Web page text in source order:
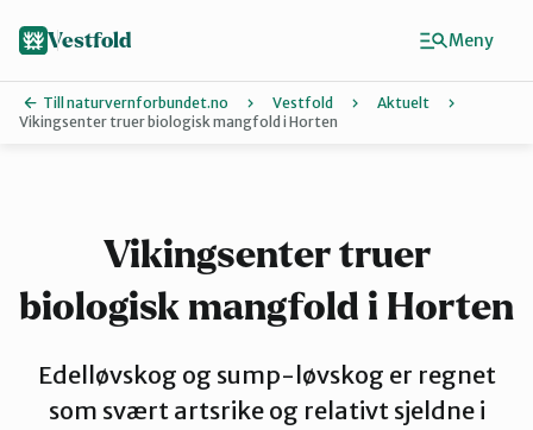
Horten
Vestfold
Till naturvernforbundet.no Vestfold
Aktuelt
Vikingsenter truer biologisk mangfold i Horten
Vikingsenter truer
biologisk mangfold i Horten
Edelløvskog og sump-løvskog er regnet
som svært artsrike og relativt sjeldne i